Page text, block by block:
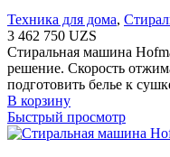
Техника для дома,
3 462 750 UZS
Стиральная машина
решение. Скорость
подготовить белье к
В корзину
Быстрый просмотр